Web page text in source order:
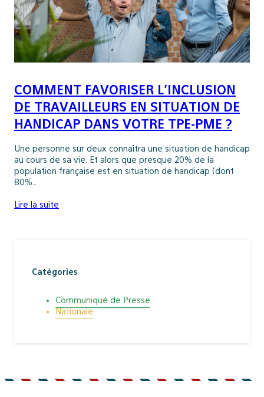
COMMENT FAVORISER L’INCLUSION
DE TRAVAILLEURS EN SITUATION DE
HANDICAP DANS VOTRE TPE-PME ?
Une personne sur deux connaîtra une situation de handicap
au cours de sa vie. Et alors que presque 20% de la
population française est en situation de handicap (dont
80%…
Lire la suite
Catégories
Communiqué de Presse
Nationale